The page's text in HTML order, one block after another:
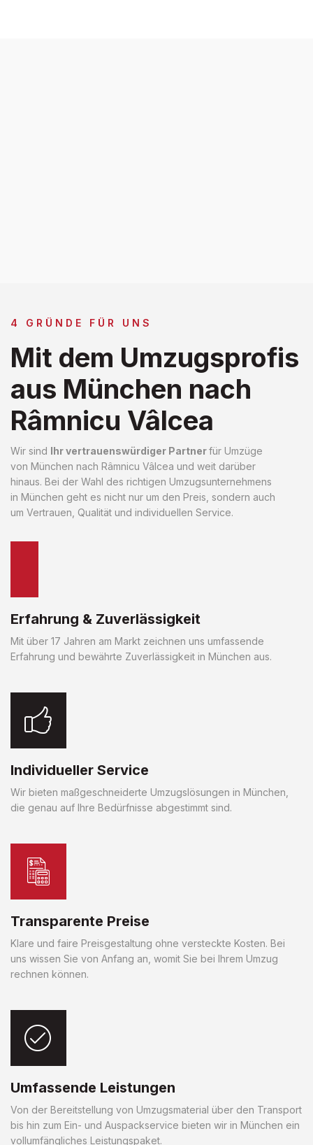
4 GRÜNDE FÜR UNS
Mit dem Umzugsprofis
aus München nach
Râmnicu Vâlcea
Wir sind Ihr vertrauenswürdiger Partnerfür Umzüge
von München nach Râmnicu Vâlcea und weit darüber
hinaus. Bei der Wahl des richtigen Umzugsunternehmens
in München geht es nicht nur um den Preis, sondern auch
um Vertrauen, Qualität und individuellen Service.
Erfahrung & Zuverlässigkeit
Mit über 17 Jahren am Markt zeichnen uns umfassende
Erfahrung und bewährte Zuverlässigkeit in München aus.
Individueller Service
Wir bieten maßgeschneiderte Umzugslösungen in München,
die genau auf Ihre Bedürfnisse abgestimmt sind.
Transparente Preise
Klare und faire Preisgestaltung ohne versteckte Kosten. Bei
uns wissen Sie von Anfang an, womit Sie bei Ihrem Umzug
rechnen können.
Umfassende Leistungen
Von der Bereitstellung von Umzugsmaterial über den Transport
bis hin zum Ein- und Auspackservice bieten wir in München ein
vollumfängliches Leistungspaket.